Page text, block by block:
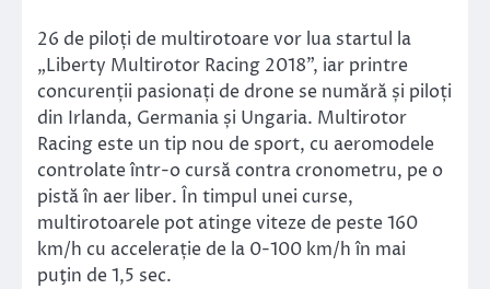
26 de piloți de multirotoare vor lua startul la
„Liberty Multirotor Racing 2018”, iar printre
concurenții pasionați de drone se numără și piloți
din Irlanda, Germania și Ungaria. Multirotor
Racing este un tip nou de sport, cu aeromodele
controlate într-o cursă contra cronometru, pe o
pistă în aer liber. În timpul unei curse,
multirotoarele pot atinge viteze de peste 160
km/h cu accelerație de la 0-100 km/h în mai
puţin de 1,5 sec.